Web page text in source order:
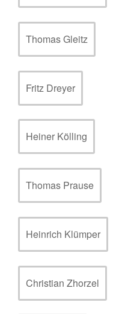
Thomas Gleitz
Fritz Dreyer
Heiner Kölling
Thomas Prause
Heinrich Klümper
Christian Zhorzel